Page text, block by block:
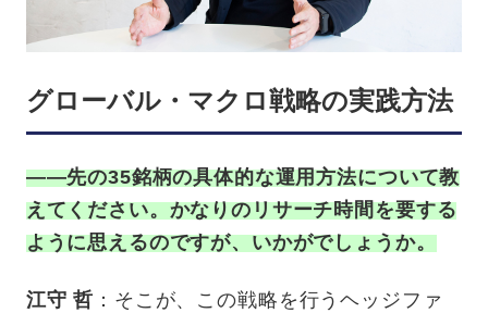
グローバル・マクロ戦略の実践方法
——先の35銘柄の具体的な運用方法について教
えてください。かなりのリサーチ時間を要する
ように思えるのですが、いかがでしょうか。
江守 哲 ：そこが、この戦略を行うヘッジファ